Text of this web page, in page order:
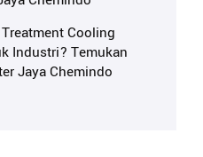
Cooling
Industri? Temukan
Jaya Chemindo